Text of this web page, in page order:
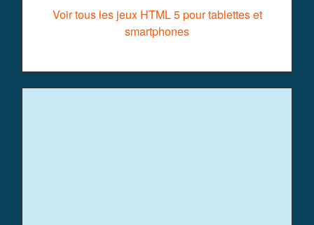
Voir tous les jeux HTML 5 pour tablettes et
smartphones